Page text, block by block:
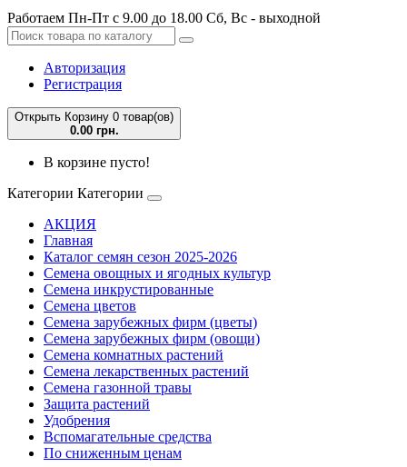
Работаем Пн-Пт с 9.00 до 18.00 Сб, Вс - выходной
Авторизация
Регистрация
Открыть Корзину 0 товар(ов)
0.00 грн.
В корзине пусто!
Категории Категории
АКЦИЯ
Главная
Каталог семян сезон 2025-2026
Семена овощных и ягодных культур
Семена инкрустированные
Семена цветов
Семена зарубежных фирм (цветы)
Семена зарубежных фирм (овощи)
Семена комнатных растений
Семена лекарственных растений
Семена газонной травы
Защита растений
Удобрения
Вспомагательные средства
По сниженным ценам